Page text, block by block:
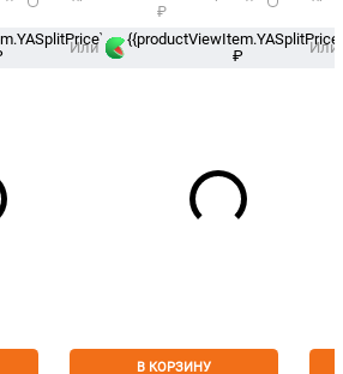
в
Сплит
₽
Или
₽
В КОРЗИНУ
Или